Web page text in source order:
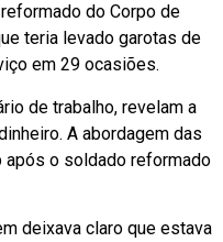
do Corpo de
teria levado garotas de
em 29 ocasiões.
de trabalho, revelam a
A abordagem das
o soldado reformado
deixava claro que estava